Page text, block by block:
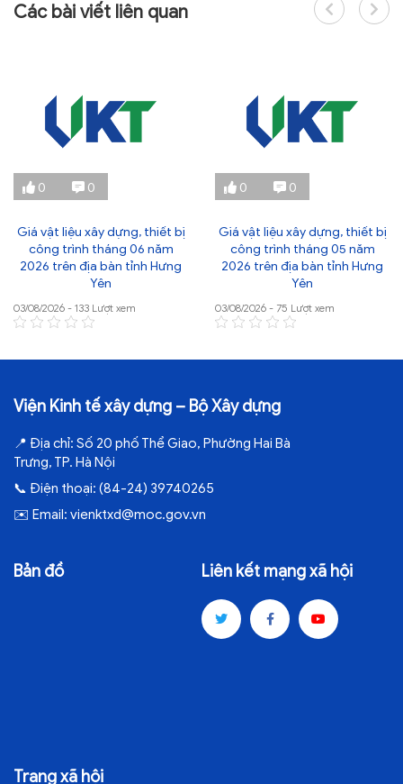
Các bài viết liên quan
0 0
Giá vật liệu xây dựng, thiết bị
công trình tháng 06 năm
2026 trên địa bàn tỉnh Hưng
Yên
03/08/2026 - 133 Lượt xem
0 0
Giá vật liệu xây dựng, thiết bị
công trình tháng 05 năm
2026 trên địa bàn tỉnh Hưng
Yên
03/08/2026 - 75 Lượt xem
Viện Kinh tế xây dựng – Bộ Xây dựng
📍 Địa chỉ: Số 20 phố Thể Giao, Phường Hai Bà
Trưng, TP. Hà Nội
📞 Điện thoại: (84-24) 39740265
✉️ Email: vienktxd@moc.gov.vn
Bản đồ Liên kết mạng xã hội
Trang xã hội